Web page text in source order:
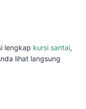
lengkap kursi santai,
lihat langsung